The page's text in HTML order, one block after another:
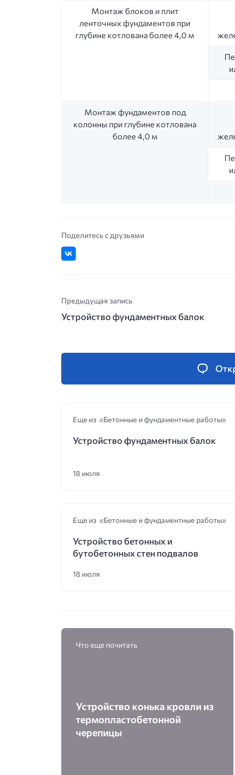
Монтаж блоков и плит
ленточных фундаментов при
глубине котлована более 4,0 м
Монтаж фундаментов под
колонны при глубине котлована
более 4,0 м
Поделитесь с друзьями
Предыдущая запись
Устройство фундаментных балок
Еще из «Бетонные и фундаментные работы»
Устройство фундаментных балок
18 июля
Еще из «Бетонные и фундаментные работы»
Устройство бетонных и
бутобетонных стен подвалов
18 июля
Что еще почитать
Устройство конька кровли из
термопластобетонной
черепицы